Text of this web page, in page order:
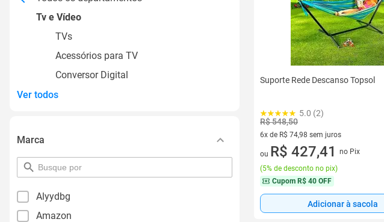
Tv e Vídeo
TVs
Acessórios para TV
Conversor Digital
Ver todos
Marca
pesquisar
por
Alyydbg
Amazon
Suporte Rede Descanso Topsol
5.0 (2)
R$ 548,50
6x de R$ 74,98 sem juros
6 vez de R$ 74,98 sem juros
ou R$ 427,41
no Pix
(5% de desconto no pix)
Cupom R$ 40 OFF
Adicionar à sacola